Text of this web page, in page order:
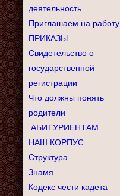
деятельность
Приглашаем на работу
ПРИКАЗЫ
Свидетельство о
государственной
регистрации
Что должны понять
родители
АБИТУРИЕНТАМ
НАШ КОРПУС
Структура
Знамя
Кодекс чести кадета